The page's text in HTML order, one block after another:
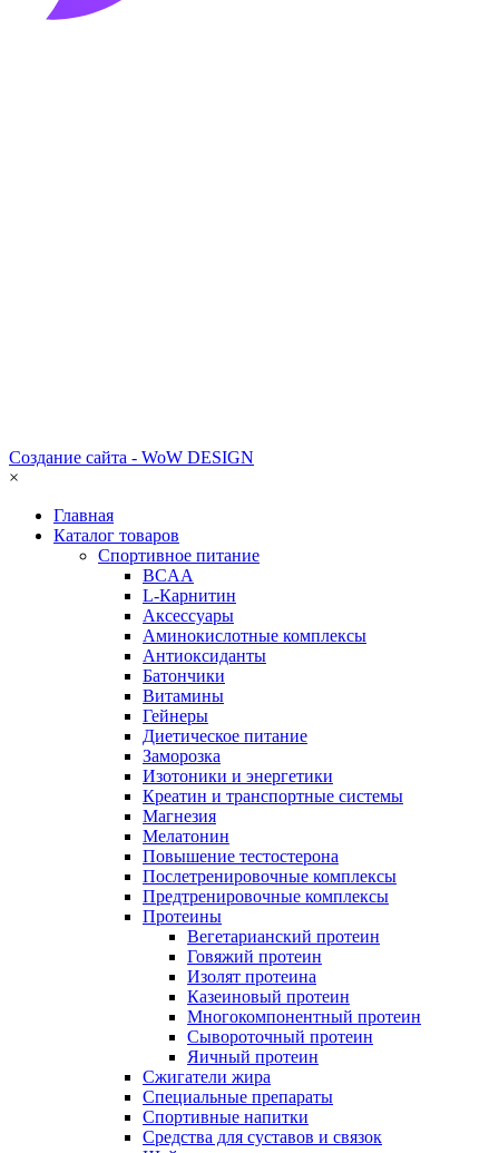
Создание сайта - WoW DESIGN
×
Главная
Каталог товаров
Спортивное питание
BCAA
L-Карнитин
Аксессуары
Аминокислотные комплексы
Антиоксиданты
Батончики
Витамины
Гейнеры
Диетическое питание
Заморозка
Изотоники и энергетики
Креатин и транспортные системы
Магнезия
Мелатонин
Повышение тестостерона
Послетренировочные комплексы
Предтренировочные комплексы
Протеины
Вегетарианский протеин
Говяжий протеин
Изолят протеина
Казеиновый протеин
Многокомпонентный протеин
Сывороточный протеин
Яичный протеин
Сжигатели жира
Специальные препараты
Спортивные напитки
Средства для суставов и связок